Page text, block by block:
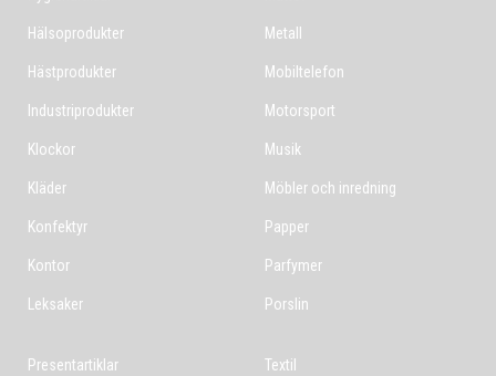
Hälsoprodukter
Hästprodukter
Industriprodukter
Klockor
Kläder
Konfektyr
Kontor
Leksaker
Metall
Mobiltelefon
Motorsport
Musik
Möbler och inredning
Papper
Parfymer
Porslin
Presentartiklar Textil